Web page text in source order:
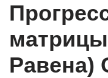
матрицы
Равена)